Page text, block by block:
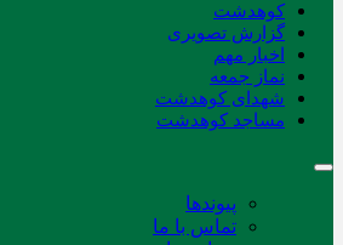
کوهدشت
گزارش تصویری
اخبار مهم
نماز جمعه
شهدای کوهدشت
مساجد کوهدشت
پیوندها
تماس با ما